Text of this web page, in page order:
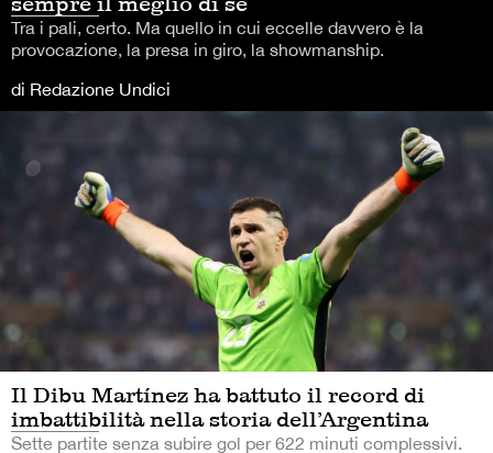
Tra i pali, certo. Ma quello in cui eccelle davvero è la
provocazione, la presa in giro, la showmanship.
di Redazione Undici
Il Dibu Martínez ha battuto il record di
imbattibilità nella storia dell’Argentina
Sette partite senza subire gol per 622 minuti complessivi.